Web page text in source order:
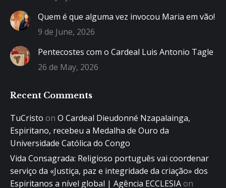
Quem é que alguma vez invocou Maria em vão!
9 de June, 2026
Pentecostes com o Cardeal Luis Antonio Tagle
26 de May, 2026
Recent Comments
TuCristo on O Cardeal Dieudonné Nzapalainga,
Espiritano, recebeu a Medalha de Ouro da
Universidade Católica do Congo
Vida Consagrada: Religioso português vai coordenar
serviço da «Justiça, paz e integridade da criação» dos
Espiritanos a nível global | Agência ECCLESIAon